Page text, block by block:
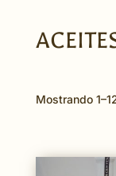
Mostrando